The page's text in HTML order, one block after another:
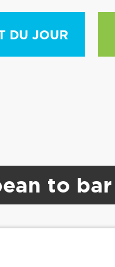
sphinxapi.php
DU JOUR
to bar